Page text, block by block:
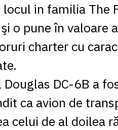
in familia The
o pune în valoare
charter cu
Douglas DC-6B a
ca avion de
celui de al doilea